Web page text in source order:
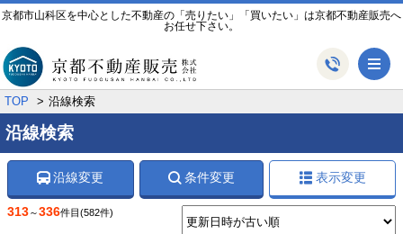
京都市山科区を中心とした不動産の「売りたい」「買いたい」は京都不動産販売へ
お任せ下さい。
TOP 沿線検索
沿線検索
沿線変更 条件変更 表示変更
313～336件目 (582件)